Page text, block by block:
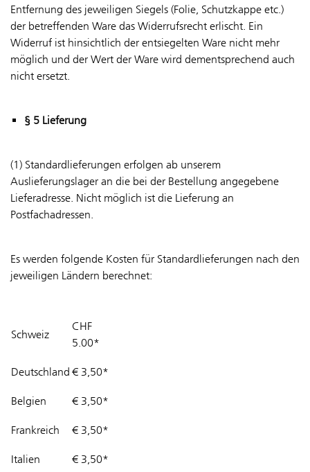
Entfernung des jeweiligen Siegels (Folie, Schutzkappe etc.)
der betreffenden Ware das Widerrufsrecht erlischt. Ein
Widerruf ist hinsichtlich der entsiegelten Ware nicht mehr
möglich und der Wert der Ware wird dementsprechend auch
nicht ersetzt.
§ 5 Lieferung
(1) Standardlieferungen erfolgen ab unserem
Auslieferungslager an die bei der Bestellung angegebene
Lieferadresse. Nicht möglich ist die Lieferung an
Postfachadressen.
Es werden folgende Kosten für Standardlieferungen nach den
jeweiligen Ländern berechnet:
Schweiz
CHF
5.00*
Deutschland € 3,50*
Belgien € 3,50*
Frankreich € 3,50*
Italien € 3,50*